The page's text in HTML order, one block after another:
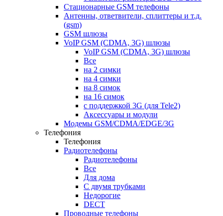
Стационарные GSM телефоны
Антенны, ответвители, сплиттеры и т.д.
(gsm)
GSM шлюзы
VoIP GSM (CDMA, 3G) шлюзы
VoIP GSM (CDMA, 3G) шлюзы
Все
на 2 симки
на 4 симки
на 8 симок
на 16 симок
с поддержкой 3G (для Tele2)
Аксессуары и модули
Модемы GSM/CDMA/EDGE/3G
Телефония
Телефония
Радиотелефоны
Радиотелефоны
Все
Для дома
С двумя трубками
Недорогие
DECT
Проводные телефоны